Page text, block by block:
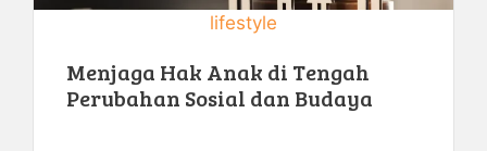
lifestyle
Menjaga Hak Anak di Tengah
Perubahan Sosial dan Budaya